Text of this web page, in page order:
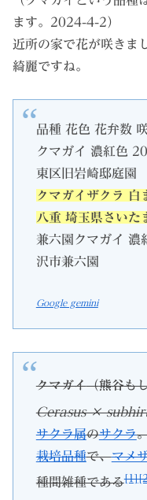
ます。2024-4-2）
近所の家で花が咲きま
綺麗ですね。
品種 花色 花弁数
クマガイ 濃紅色
東区旧岩崎邸庭園
クマガイザクラ 白
八重 埼玉県さいた
兼六園クマガイ 濃
沢市兼六園
Google gemini
クマガイ（熊谷も
Cerasus ×
サクラ属のサクラ
栽培品種で、マメ
種間雑種である[1]